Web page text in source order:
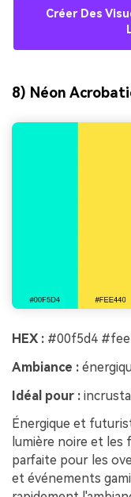
Créer Des
8) Néon
HEX : #00f5d4
Ambiance :
Idéal pour :
Énergique et
lumière noire et les
parfaite pour les
et événements